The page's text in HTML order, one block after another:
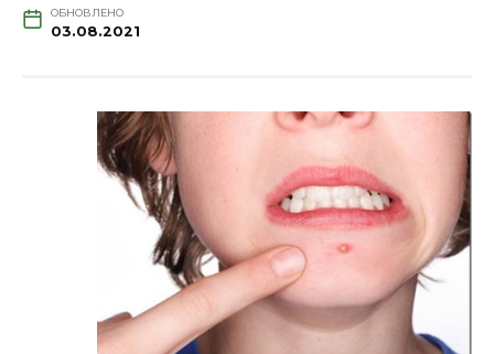
ОБНОВЛЕНО
03.08.2021